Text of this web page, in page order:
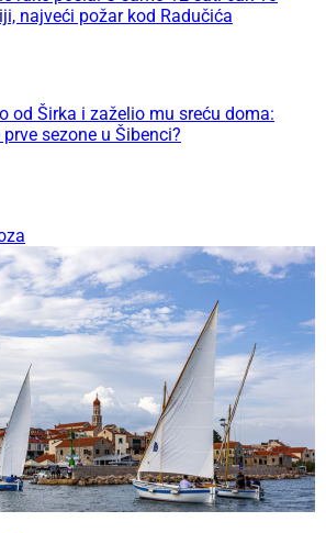
najveći požar kod Radučića
od Širka i zaželio mu sreću doma:
sezone u Šibenci?